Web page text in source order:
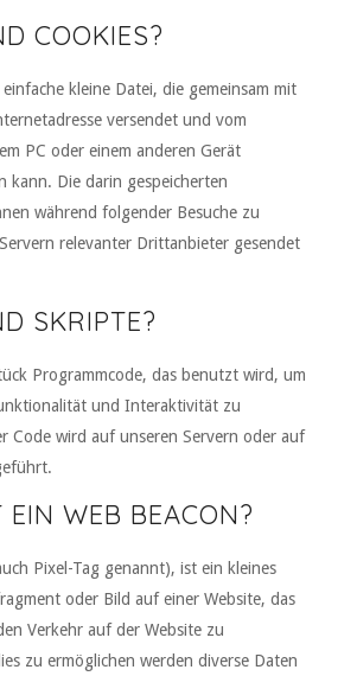
COOKIES?
kleine Datei, die gemeinsam mit
versendet und vom
PC oder einem anderen Gerät
kann. Die darin gespeicherten
während folgender Besuche zu
relevanter Drittanbieter gesendet
SKRIPTE?
Programmcode, das benutzt wird, um
und Interaktivität zu
Code wird auf unseren Servern oder auf
EIN WEB BEACON?
Pixel-Tag genannt), ist ein kleines
oder Bild auf einer Website, das
Verkehr auf der Website zu
zu ermöglichen werden diverse Daten